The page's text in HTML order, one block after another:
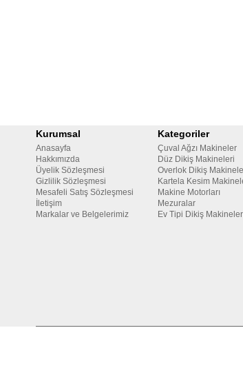
Kurumsal
Anasayfa
Hakkımızda
Üyelik Sözleşmesi
Gizlilik Sözleşmesi
Mesafeli Satış Sözleşmesi
İletişim
Markalar ve Belgelerimiz
Kategoriler
Çuval Ağzı Makineler
Düz Dikiş Makineleri
Overlok Dikiş
Kartela Kesim
Makine Motorları
Mezuralar
Ev Tipi Dikiş